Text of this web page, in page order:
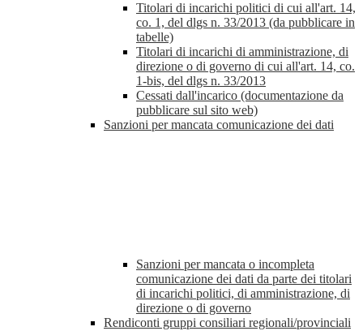
Titolari di incarichi politici di cui all'art. 14,
co. 1, del dlgs n. 33/2013 (da pubblicare in
tabelle)
Titolari di incarichi di amministrazione, di
direzione o di governo di cui all'art. 14, co.
1-bis, del dlgs n. 33/2013
Cessati dall'incarico (documentazione da
pubblicare sul sito web)
Sanzioni per mancata comunicazione dei dati
Sanzioni per mancata o incompleta
comunicazione dei dati da parte dei titolari
di incarichi politici, di amministrazione, di
direzione o di governo
Rendiconti gruppi consiliari regionali/provinciali